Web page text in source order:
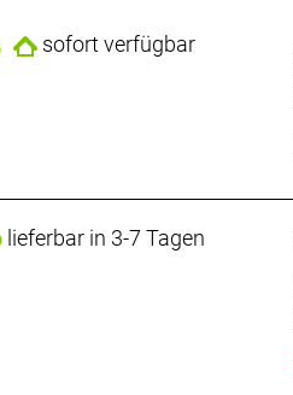
sofort verfügbar
lieferbar in 3-7 Tagen